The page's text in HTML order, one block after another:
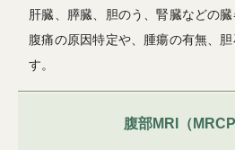
肝臓、膵臓、胆のう、腎臓などの臓
腹痛の原因特定や、腫瘍の有無、
す。
腹部MRI（